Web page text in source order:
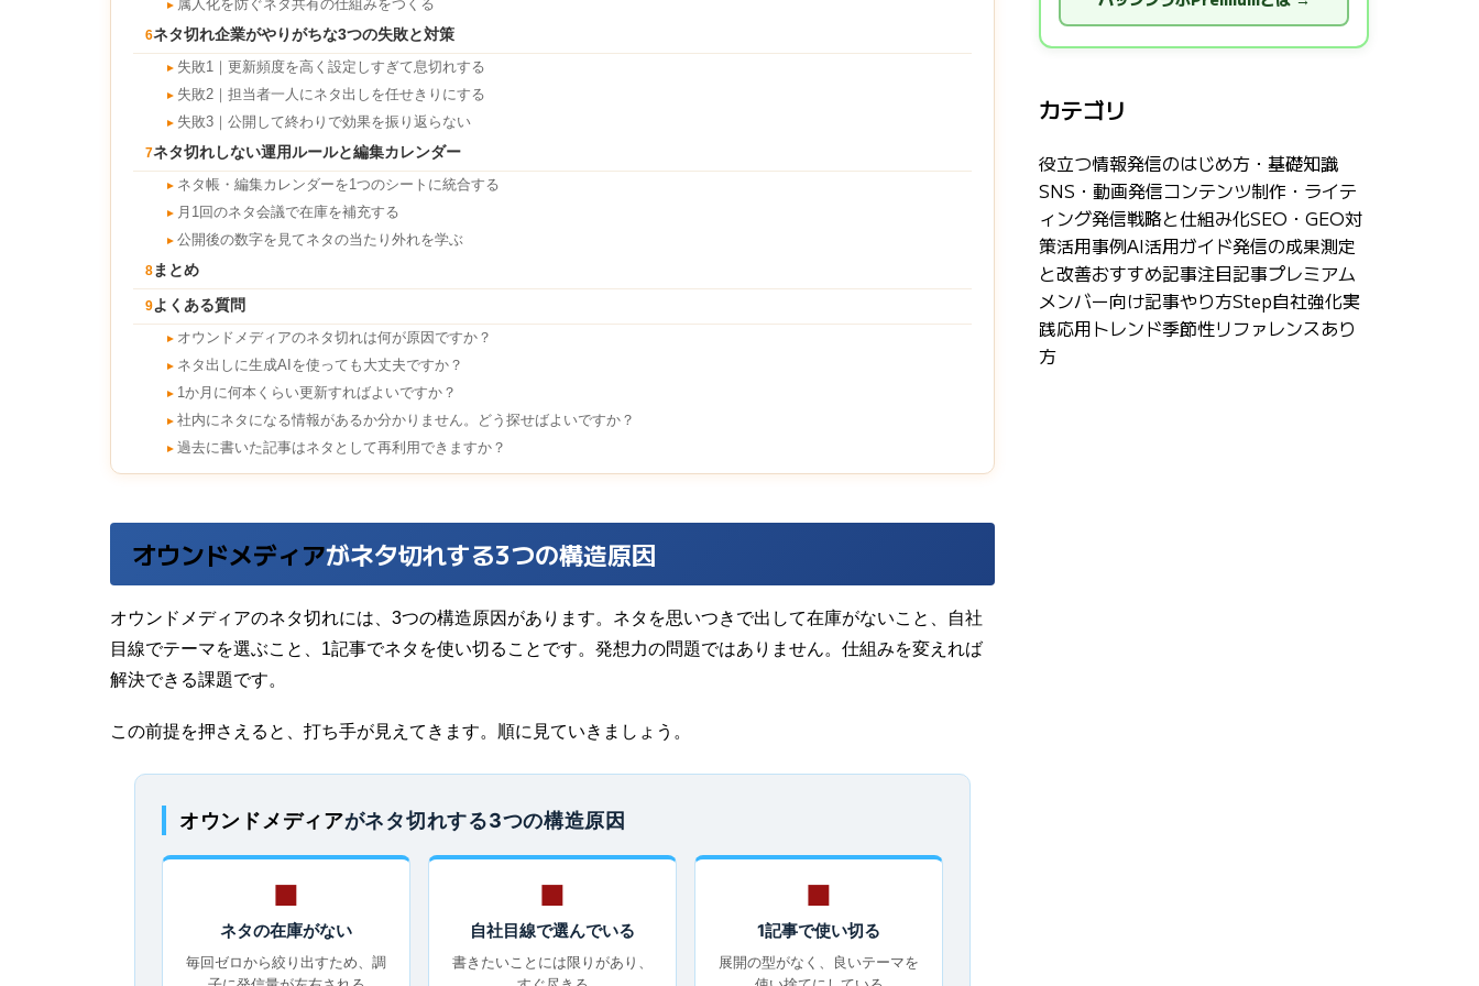
► 属人化を防ぐネタ共有の仕組みをつくる
6ネタ切れ企業がやりがちな3つの失敗と対策
► 失敗1｜更新頻度を高く設定しすぎて息切れする
► 失敗2｜担当者一人にネタ出しを任せきりにする
► 失敗3｜公開して終わりで効果を振り返らない
7ネタ切れしない運用ルールと編集カレンダー
► ネタ帳・編集カレンダーを1つのシートに統合する
► 月1回のネタ会議で在庫を補充する
► 公開後の数字を見てネタの当たり外れを学ぶ
8 まとめ
9よくある質問
► オウンドメディアのネタ切れは何が原因ですか？
► ネタ出しに生成AIを使っても大丈夫ですか？
► 1か月に何本くらい更新すればよいですか？
► 社内にネタになる情報があるか分かりません。どう探せばよいですか？
► 過去に書いた記事はネタとして再利用できますか？
オウンドメディアがネタ切れする3つの構造原因
オウンドメディアのネタ切れには、3つの構造原因があります。ネタを思いつきで出して在庫がないこと、自社
目線でテーマを選ぶこと、1記事でネタを使い切ることです。発想力の問題ではありません。仕組みを変えれば
解決できる課題です。
この前提を押さえると、打ち手が見えてきます。順に見ていきましょう。
オウンドメディアがネタ切れする3つの構造原因
■
ネタの在庫がない
毎回ゼロから絞り出すため、調
■
自社目線で選んでいる
書きたいことには限りがあり、
■
1記事で使い切る
展開の型がなく、良いテーマを
カテゴリ
役立つ情報発信のはじめ方・基礎知識
SNS・動画発信コンテンツ制作・ライテ
ィング発信戦略と仕組み化SEO・GEO対
策活用事例AI活用ガイド発信の成果測定
と改善おすすめ記事注目記事プレミアム
メンバー向け記事やり方Step自社強化実
践応用トレンド季節性リファレンスあり
方